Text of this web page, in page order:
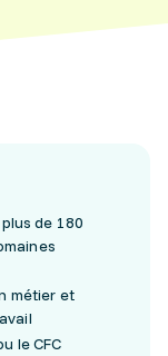
de 180
métier et
le CFC